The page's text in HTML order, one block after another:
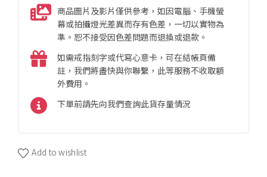
商品圖片及影片僅供參考，如因電腦、手機螢
幕或拍攝燈光差異而存有色差，一切以實物為
準。恕不接受因色差問題而退換或退款。
如需戒指刻字或代寫心意卡，可在結帳頁備
註，我們將盡快與你聯繫，此等服務不收取額
外費用。
下單前請先向我們查詢此貨存量情況
Add to wishlist